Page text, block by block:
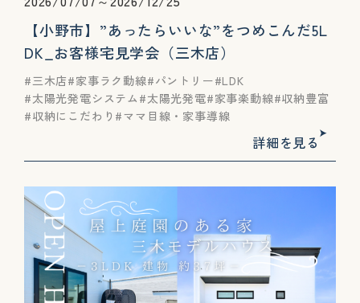
【小野市】”あったらいいな”をつめこんだ5L
DK_お客様宅見学会（三木店）
三木店 家事ラク動線 パントリー LDK
太陽光発電システム
太陽光発電 家事楽動線 収納豊富
収納にこだわり
ママ目線・家事導線
詳細を見る